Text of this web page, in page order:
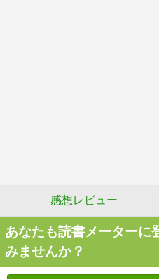
感想レビュー
あなたも読書メーターに
みませんか？